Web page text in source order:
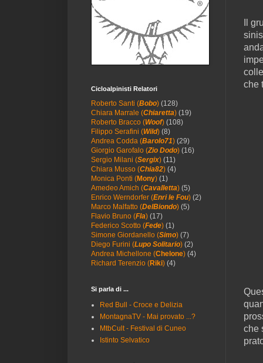
Il
che
che
Cicloalpinisti Relatori
Roberto Santi (Bobo) (128)
Chiara Marrale (Chiaretta) (19)
Roberto Bracco (Woof) (108)
Filippo Serafini (Wild) (8)
Andrea Codda (Barolo71) (29)
Giorgio Garofalo (Zio Dodo) (16)
Sergio Milani (Sergix) (11)
Chiara Musso (Chia82) (4)
Monica Ponti (Mony) (1)
Amedeo Amich (Cavalletta) (5)
Enrico Werndorfer (Enri le Fou) (2)
Marco Malfatto (DelBiondo) (5)
Flavio Bruno (Fla) (17)
Federico Scotto (Fede) (1)
Simone Giordanello (Simo) (7)
Diego Furini (Lupo Solitario) (2)
Andrea Michellone (Chelone) (4)
Richard Terenzio (Riki) (4)
Si parla di ...
Red Bull - Croce e Delizia
MontagnaTV - Mai provato ...?
MtbCult - Festival di Cuneo
Istinto Selvatico